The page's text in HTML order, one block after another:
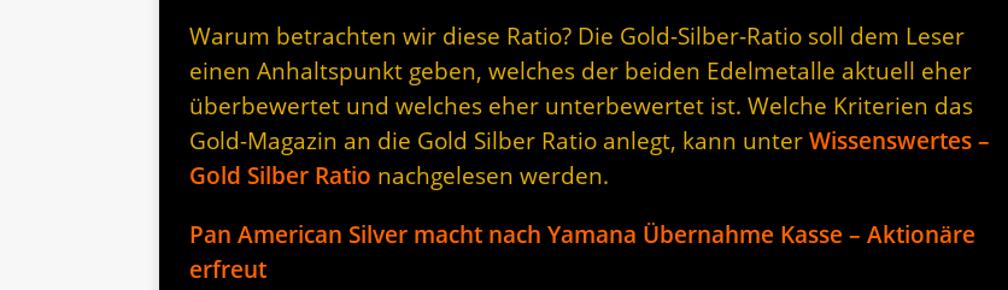
Warum betrachten wir diese Ratio? Die Gold-Silber-Ratio soll dem Leser
einen Anhaltspunkt geben, welches der beiden Edelmetalle aktuell eher
überbewertet und welches eher unterbewertet ist. Welche Kriterien das
Gold-Magazin an die Gold Silber Ratio anlegt, kann unter Wissenswertes –
Gold Silber Ratio nachgelesen werden.
Pan American Silver macht nach Yamana Übernahme Kasse – Aktionäre
erfreut